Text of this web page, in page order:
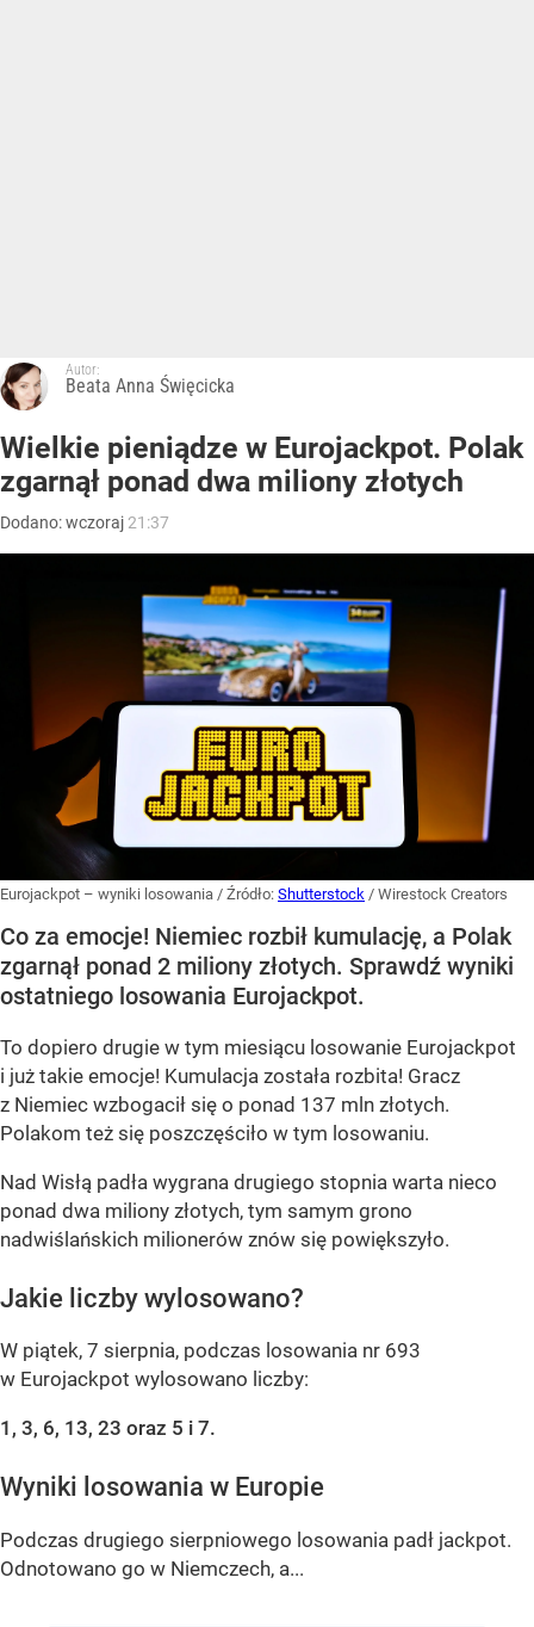
Autor:
Beata Anna Święcicka
Wielkie pieniądze w Eurojackpot. Polak
zgarnął ponad dwa miliony złotych
Dodano:wczoraj 21:37
Eurojackpot – wyniki losowania / Źródło: Shutterstock / Wirestock Creators
Co za emocje! Niemiec rozbił kumulację, a Polak
zgarnął ponad 2 miliony złotych. Sprawdź wyniki
ostatniego losowania Eurojackpot.
To dopiero drugie w tym miesiącu losowanie Eurojackpot
i już takie emocje! Kumulacja została rozbita! Gracz
z Niemiec wzbogacił się o ponad 137 mln złotych.
Polakom też się poszczęściło w tym losowaniu.
Nad Wisłą padła wygrana drugiego stopnia warta nieco
ponad dwa miliony złotych, tym samym grono
nadwiślańskich milionerów znów się powiększyło.
Jakie liczby wylosowano?
W piątek, 7 sierpnia, podczas losowania nr 693
w Eurojackpot wylosowano liczby:
1, 3, 6, 13, 23 oraz 5 i 7.
Wyniki losowania w Europie
Podczas drugiego sierpniowego losowania padł jackpot.
Odnotowano go w Niemczech, a...